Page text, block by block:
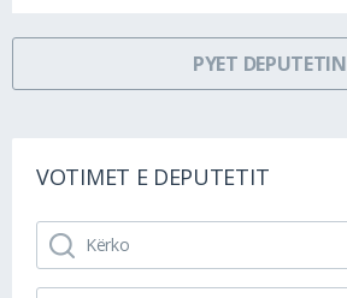
PYET DEPUTETIN
VOTIMET E DEPUTETIT